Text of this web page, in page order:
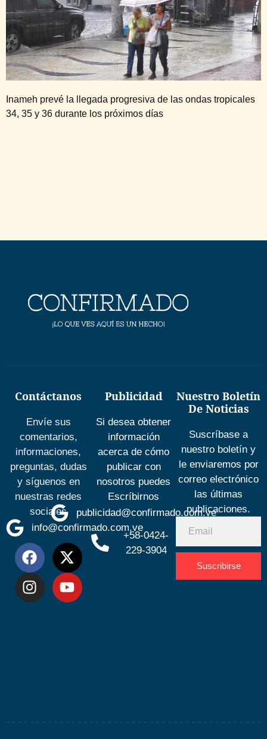
Inameh prevé la llegada progresiva de las ondas tropicales
34, 35 y 36 durante los próximos días
Contáctanos
Envíe sus
comentarios,
informaciones,
preguntas, dudas
y síguenos en
nuestras redes
sociales
info@confirmado.com.ve
Publicidad
Si desea obtener
información
acerca de cómo
publicar con
nosotros puedes
Escríbirnos
publicidad@confirmado.com.ve
+58-0424-
229-3904
Nuestro Boletín
De Noticias
Suscríbase a
nuestro boletín y
le enviaremos por
correo electrónico
las últimas
publicaciones.
Suscribirse